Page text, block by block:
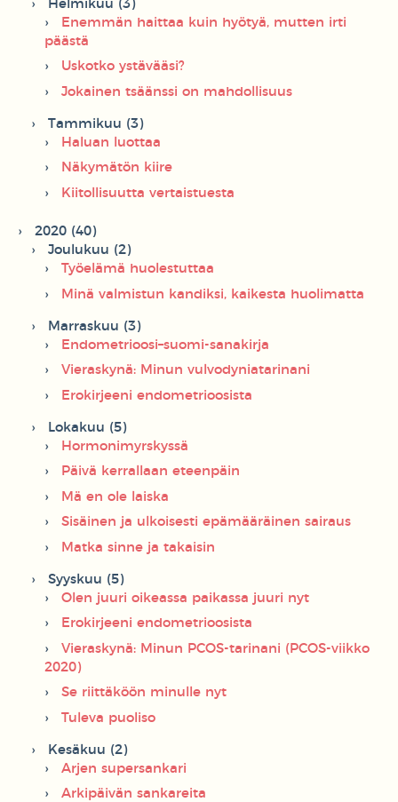
Helmikuu (3)
Enemmän haittaa kuin hyötyä, mutten irti
päästä
Uskotko ystävääsi?
Jokainen tsäänssi on mahdollisuus
Tammikuu (3)
Haluan luottaa
Näkymätön kiire
Kiitollisuutta vertaistuesta
2020 (40)
Joulukuu (2)
Työelämä huolestuttaa
Minä valmistun kandiksi, kaikesta huolimatta
Marraskuu (3)
Endometrioosi–suomi-sanakirja
Vieraskynä: Minun vulvodyniatarinani
Erokirjeeni endometrioosista
Lokakuu (5)
Hormonimyrskyssä
Päivä kerrallaan eteenpäin
Mä en ole laiska
Sisäinen ja ulkoisesti epämääräinen sairaus
Matka sinne ja takaisin
Syyskuu (5)
Olen juuri oikeassa paikassa juuri nyt
Erokirjeeni endometrioosista
Vieraskynä: Minun PCOS-tarinani (PCOS-viikko
2020)
Se riittäköön minulle nyt
Tuleva puoliso
Kesäkuu (2)
Arjen supersankari
Arkipäivän sankareita